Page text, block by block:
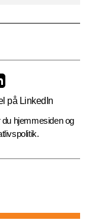
på LinkedIn
du hjemmesiden og